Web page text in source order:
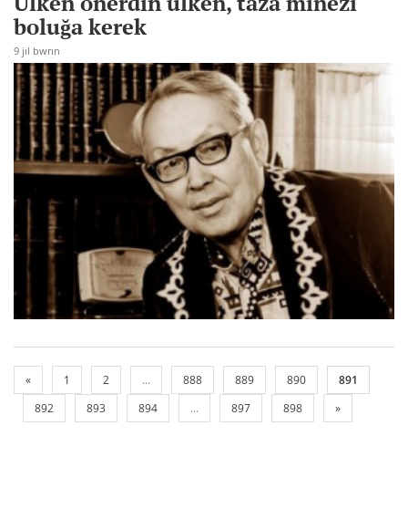
boluğa kerek
9 jıl bwrın
« 1 2 ... 888 889 890
891
892
893 894 ... 897 898 »